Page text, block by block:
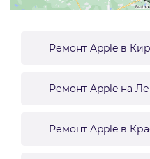
Ремонт Apple в
Ремонт Apple на
Ремонт Apple в